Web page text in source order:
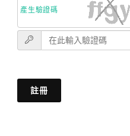
產生驗證碼
註冊